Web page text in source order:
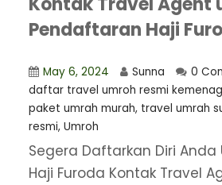
Pendaftaran Haji
May 6, 2024 Sunna 0
daftar travel umroh resmi kemenag
paket umrah murah, travel umrah
resmi, Umroh
Segera Daftarkan Diri Anda
Haji Furoda Kontak Travel